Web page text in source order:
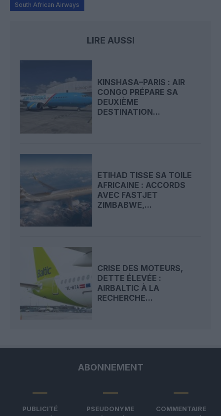
South African Airways
LIRE AUSSI
KINSHASA–PARIS : AIR
CONGO PRÉPARE SA
DEUXIÈME
DESTINATION...
ETIHAD TISSE SA TOILE
AFRICAINE : ACCORDS
AVEC FASTJET
ZIMBABWE,...
CRISE DES MOTEURS,
DETTE ÉLEVÉE :
AIRBALTIC À LA
RECHERCHE...
ABONNEMENT
PUBLICITÉ
PSEUDONYME
COMMENTAIRE